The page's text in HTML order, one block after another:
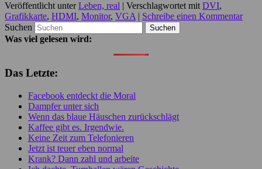
Veröffentlicht unter Leben, real | Verschlagwortet mit DVI,
Grafikkarte, HDMI, Monitor, VGA | Schreibe einen Kommentar
Suchen
Was viel gelesen wird:
Das Letzte:
Facebook entdeckt die Moral
Dampfer unter sich
Wenn das blaue Häuschen zurückschlägt
Kaffee gibt es. Irgendwie.
Keine Zeit zum Telefonieren
Jetzt ist teuer eben normal
Krank? Dann zahl und arbeite